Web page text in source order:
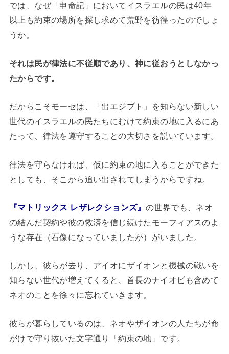
では、なぜ「申命記」においてイスラエルの民は40年
以上も約束の場所を探し求めて荒野を彷徨ったのでしょ
うか。
それは民が律法に不従順であり、神に従おうとしなかっ
たからです。
だからこそモーセは、「出エジプト」を知らない新しい
世代のイスラエルの民たちにむけて約束の地に入るにあ
たって、律法を遵守することの大切さを説いています。
律法を守らなければ、仮に約束の地に入ることができた
としても、そこから追い出されてしまうからですね。
『マトリックス レザレクションズ』 の世界でも、ネオ
の結んだ契約や彼の救済を信じ続けたモーフィアスのよ
うな存在（石像になっていましたが）がいました。
しかし、彼らが去り、アイオにザイオンと機械の戦いを
知らない世代が増えてくると、首長のナイオビも含めて
ネオのことを徐々に忘れていきます。
彼らが暮らしているのは、ネオやザイオンの人たちが命
がけで守り抜いた文字通り「約束の地」です。